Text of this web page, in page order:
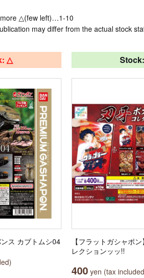
△(few left)…1-10
may differ from the actual stock
△
ス カブトムシ04
【フラットガシャポ
レクションッッ!!
400 yen (tax